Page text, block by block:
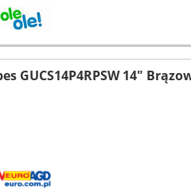
GUCS14P4RPSW 14"